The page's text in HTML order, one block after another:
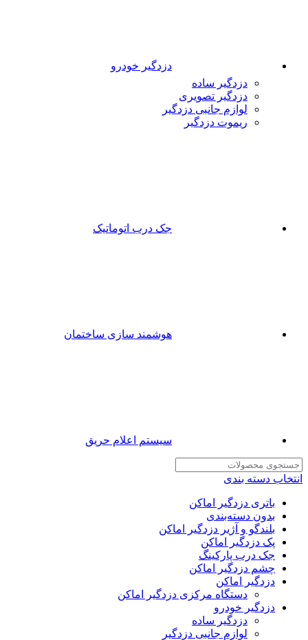
دزدگیر خودرو
دزدگیر ساده
دزدگیر تصویری
لوازم جانبی دزدگیر
ریموت دزدگیر
جک درب اتوماتیک
هوشمند سازی ساختمان
سیستم اعلام حریق
انتخاب دسته بندی
باتری دزدگیر اماکن
بدون دسته‌بندی
بلندگو و آژیر دزدگیر اماکن
پک دزدگیر اماکن
جک درب پارکینگ
چشم دزدگیر اماکن
دزدگیر اماکن
دستگاه مرکزی دزدگیر اماکن
دزدگیر خودرو
دزدگیر ساده
لوازم جانبی دزدگیر